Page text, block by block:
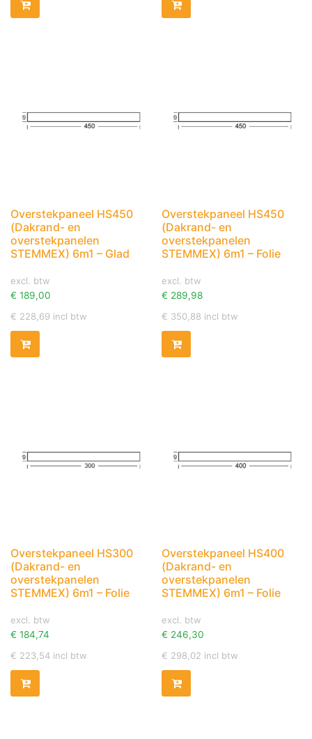
Overstekpaneel HS450
(Dakrand- en
overstekpanelen
STEMMEX) 6m1 – Glad
excl. btw
€ 189,00
€ 228,69 incl btw
Overstekpaneel HS450
(Dakrand- en
overstekpanelen
STEMMEX) 6m1 – Folie
excl. btw
€ 289,98
€ 350,88 incl btw
Overstekpaneel HS300
(Dakrand- en
overstekpanelen
STEMMEX) 6m1 – Folie
excl. btw
€ 184,74
€ 223,54 incl btw
Overstekpaneel HS400
(Dakrand- en
overstekpanelen
STEMMEX) 6m1 – Folie
excl. btw
€ 246,30
€ 298,02 incl btw